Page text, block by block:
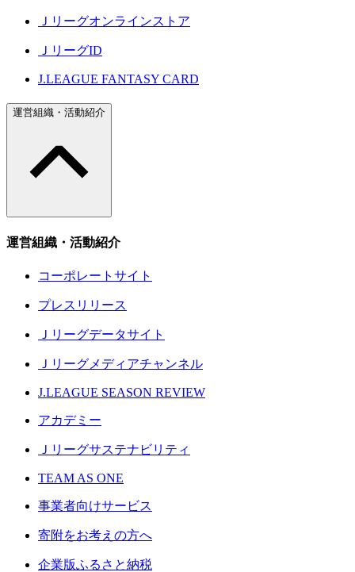
Ｊリーグオンラインストア
ＪリーグID
J.LEAGUE FANTASY CARD
運営組織・活動紹介
運営組織・活動紹介
コーポレートサイト
プレスリリース
Ｊリーグデータサイト
Ｊリーグメディアチャンネル
J.LEAGUE SEASON REVIEW
アカデミー
Ｊリーグサステナビリティ
TEAM AS ONE
事業者向けサービス
寄附をお考えの方へ
企業版ふるさと納税